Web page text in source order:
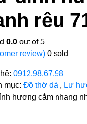
rêu
0.0 out of 5
review) 0 sold
0912.98.67.98
mục: Đồ thờ đá , Lư
hương cắm nhang